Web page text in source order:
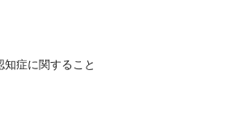
知症に関すること